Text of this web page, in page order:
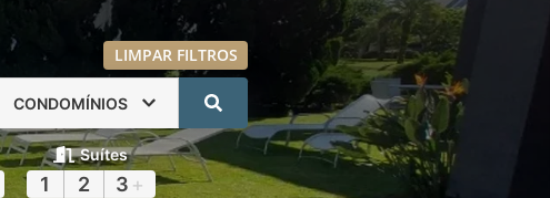
LIMPAR FILTROS
CONDOMÍNIOS
Suítes
1 2 3 +